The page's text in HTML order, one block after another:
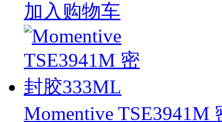
加入购物车
Momentive TSE3941M